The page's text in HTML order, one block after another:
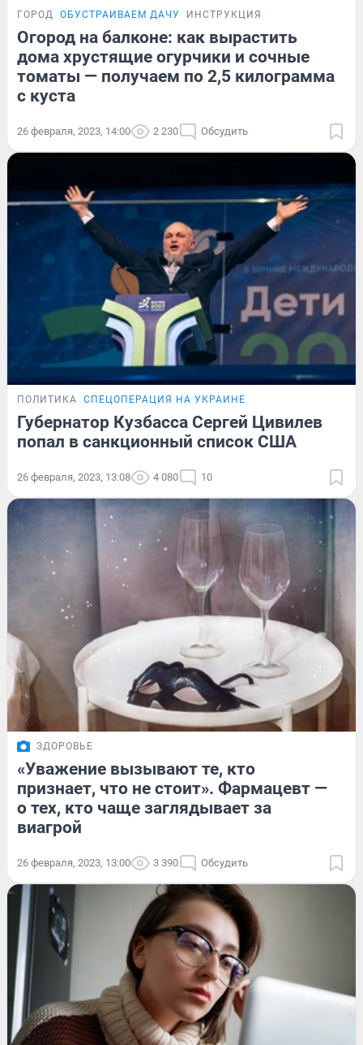
ГОРОД ОБУСТРАИВАЕМ ДАЧУ ИНСТРУКЦИЯ
Огород на балконе: как вырастить
дома хрустящие огурчики и сочные
томаты — получаем по 2,5 килограмма
с куста
26 февраля, 2023, 14:00 2 230 Обсудить
ПОЛИТИКА СПЕЦОПЕРАЦИЯ НА УКРАИНЕ
Губернатор Кузбасса Сергей Цивилев
попал в санкционный список США
26 февраля, 2023, 13:08 4 080 10
ЗДОРОВЬЕ
«Уважение вызывают те, кто
признает, что не стоит». Фармацевт —
о тех, кто чаще заглядывает за
виагрой
26 февраля, 2023, 13:00 3 390 Обсудить